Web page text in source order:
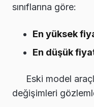
sınıflarına göre:
En yüksek
En düşük
Eski model
değişimleri